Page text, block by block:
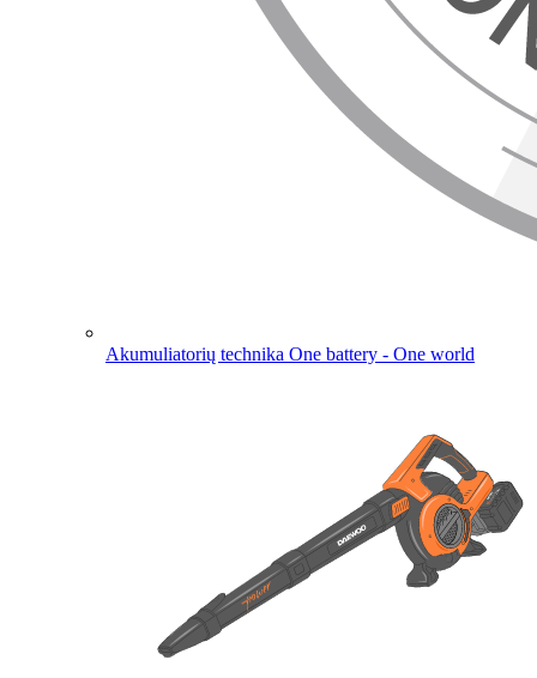
Akumuliatorių technika One battery - One world